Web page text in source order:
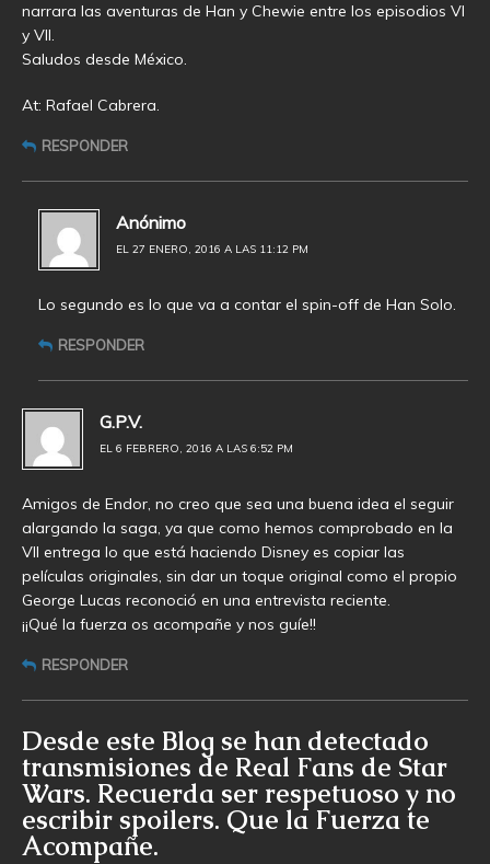
narrara las aventuras de Han y Chewie entre los episodios VI
y VII.
Saludos desde México.
At: Rafael Cabrera.
RESPONDER
Anónimo
EL 27 ENERO, 2016 A LAS 11:12 PM
Lo segundo es lo que va a contar el spin-off de Han Solo.
RESPONDER
G.P.V.
EL 6 FEBRERO, 2016 A LAS 6:52 PM
Amigos de Endor, no creo que sea una buena idea el seguir
alargando la saga, ya que como hemos comprobado en la
VII entrega lo que está haciendo Disney es copiar las
películas originales, sin dar un toque original como el propio
George Lucas reconoció en una entrevista reciente.
¡¡Qué la fuerza os acompañe y nos guíe!!
RESPONDER
Desde este Blog se han detectado
transmisiones de Real Fans de Star
Wars. Recuerda ser respetuoso y no
escribir spoilers. Que la Fuerza te
Acompañe.